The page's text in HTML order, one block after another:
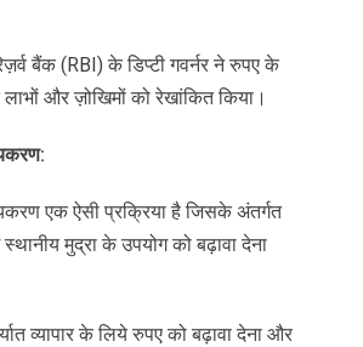
बैंक (RBI) के डिप्टी गवर्नर ने रुपए के
लाभों और ज़ोखिमों को रेखांकित किया।
:
एक ऐसी प्रक्रिया है जिसके अंतर्गत
मुद्रा के उपयोग को बढ़ावा देना
व्यापार के लिये रुपए को बढ़ावा देना और